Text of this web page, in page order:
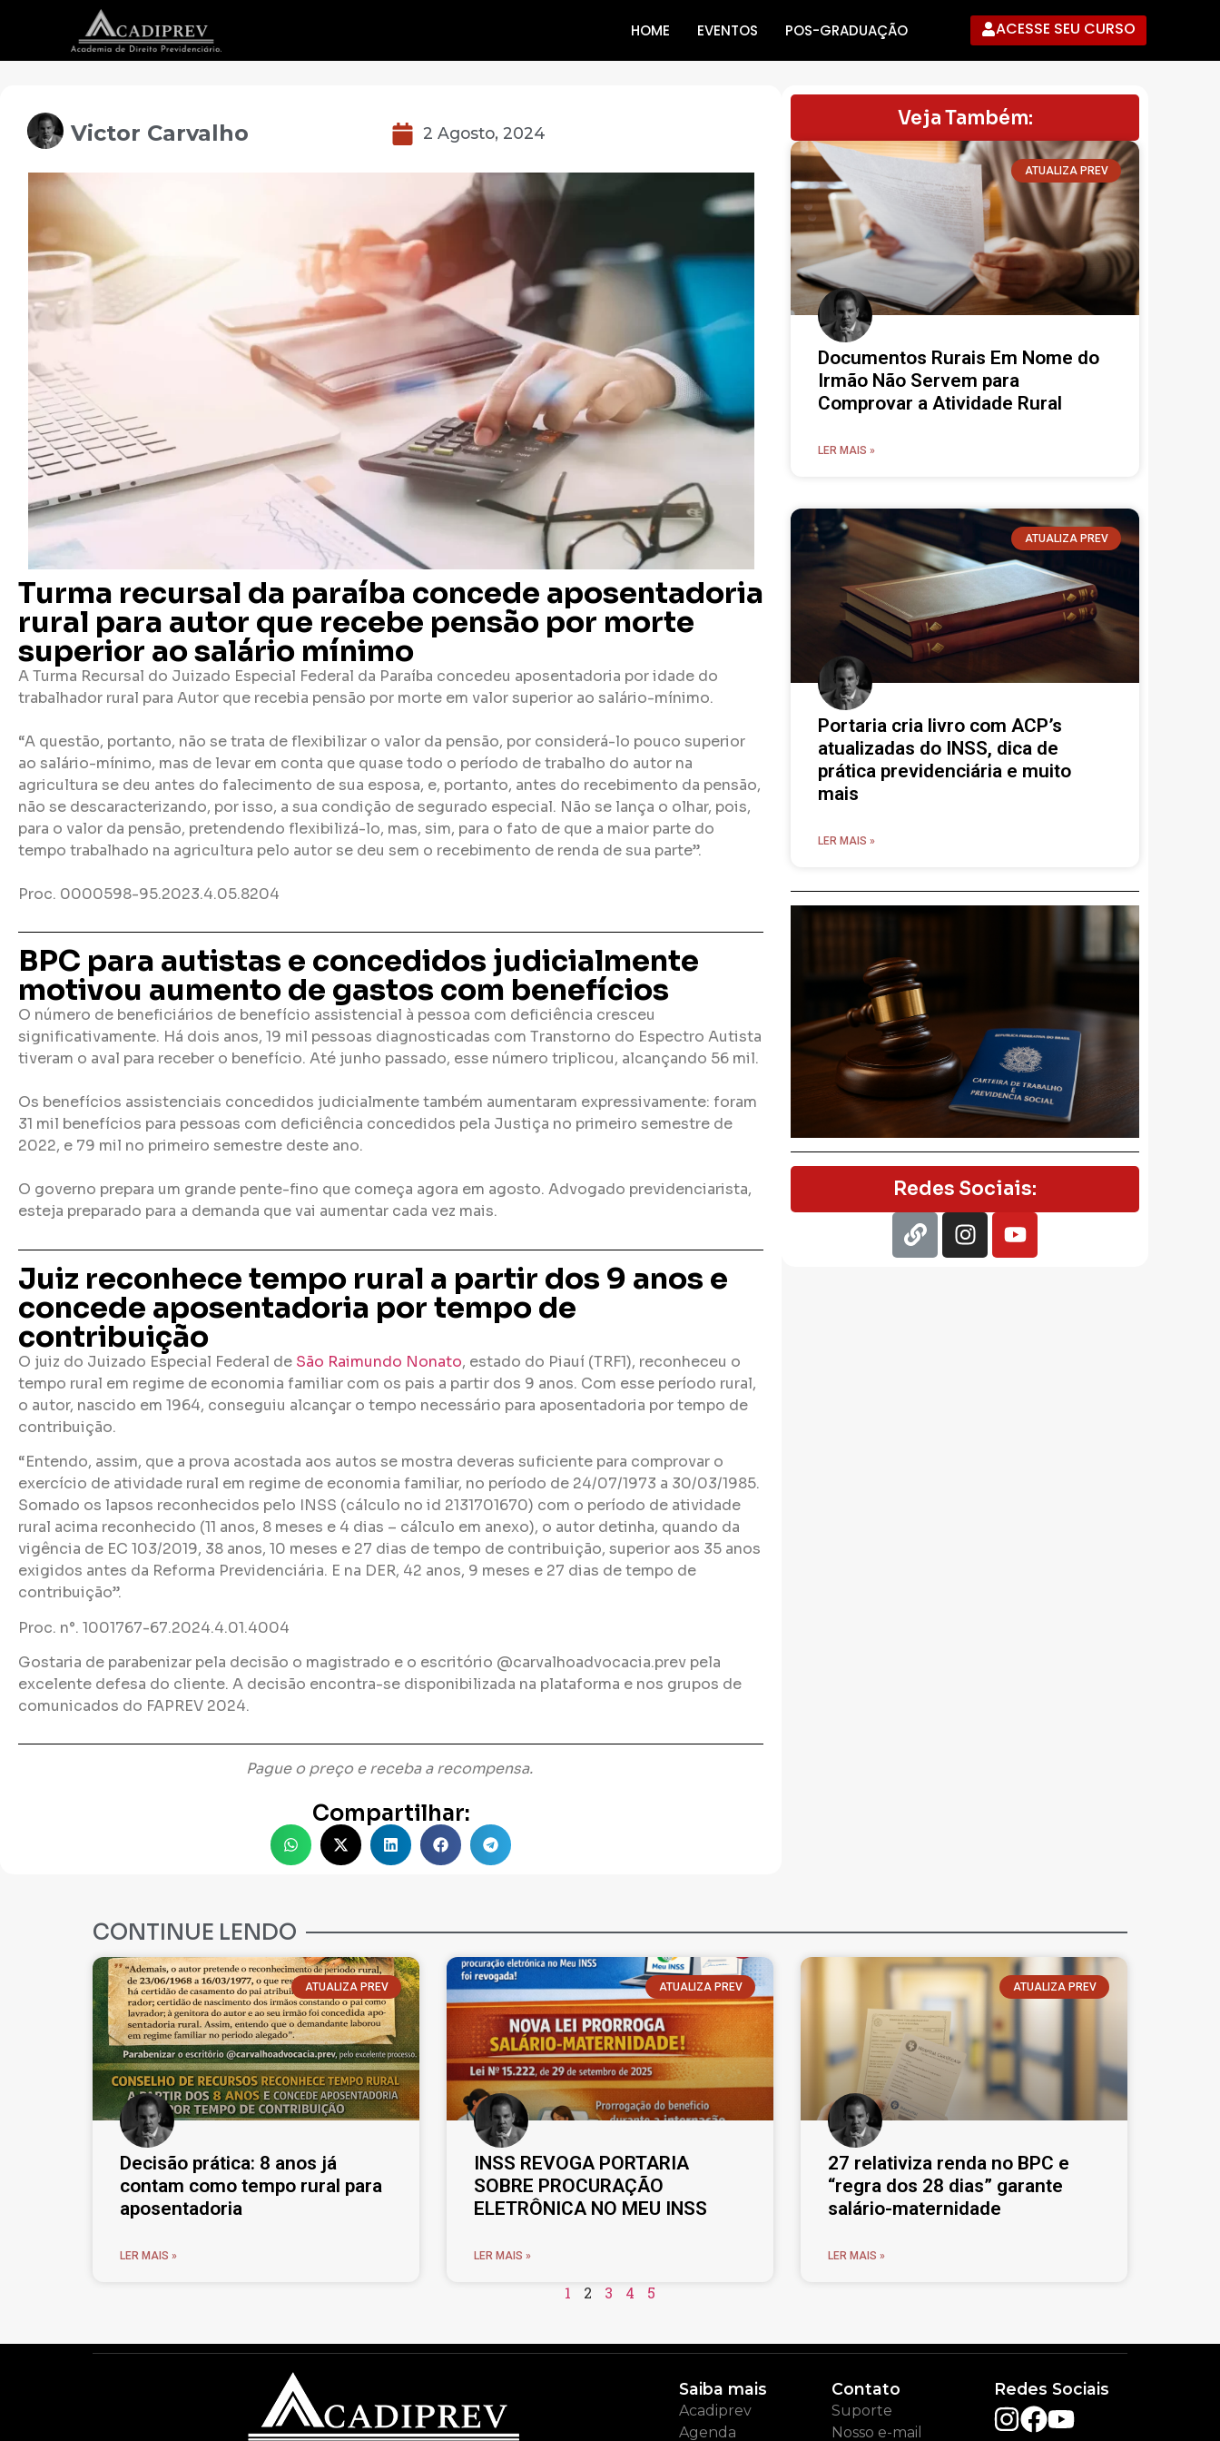
HOME EVENTOS POS-GRADUAÇÃO ACESSE SEU CURSO
Victor Carvalho 2 Agosto, 2024
Turma recursal da paraíba concede aposentadoria
rural para autor que recebe pensão por morte
superior ao salário mínimo
A Turma Recursal do Juizado Especial Federal da Paraíba concedeu aposentadoria por idade do
trabalhador rural para Autor que recebia pensão por morte em valor superior ao salário-mínimo.
“A questão, portanto, não se trata de flexibilizar o valor da pensão, por considerá-lo pouco superior
ao salário-mínimo, mas de levar em conta que quase todo o período de trabalho do autor na
agricultura se deu antes do falecimento de sua esposa, e, portanto, antes do recebimento da pensão,
não se descaracterizando, por isso, a sua condição de segurado especial. Não se lança o olhar, pois,
para o valor da pensão, pretendendo flexibilizá-lo, mas, sim, para o fato de que a maior parte do
tempo trabalhado na agricultura pelo autor se deu sem o recebimento de renda de sua parte”.
Proc. 0000598-95.2023.4.05.8204
BPC para autistas e concedidos judicialmente
motivou aumento de gastos com benefícios
O número de beneficiários de benefício assistencial à pessoa com deficiência cresceu
significativamente. Há dois anos, 19 mil pessoas diagnosticadas com Transtorno do Espectro Autista
tiveram o aval para receber o benefício. Até junho passado, esse número triplicou, alcançando 56 mil.
Os benefícios assistenciais concedidos judicialmente também aumentaram expressivamente: foram
31 mil benefícios para pessoas com deficiência concedidos pela Justiça no primeiro semestre de
2022, e 79 mil no primeiro semestre deste ano.
O governo prepara um grande pente-fino que começa agora em agosto. Advogado previdenciarista,
esteja preparado para a demanda que vai aumentar cada vez mais.
Juiz reconhece tempo rural a partir dos 9 anos e
concede aposentadoria por tempo de
contribuição
O juiz do Juizado Especial Federal de São Raimundo Nonato, estado do Piauí (TRF1), reconheceu o
tempo rural em regime de economia familiar com os pais a partir dos 9 anos. Com esse período rural,
o autor, nascido em 1964, conseguiu alcançar o tempo necessário para aposentadoria por tempo de
contribuição.
“Entendo, assim, que a prova acostada aos autos se mostra deveras suficiente para comprovar o
exercício de atividade rural em regime de economia familiar, no período de 24/07/1973 a 30/03/1985.
Somado os lapsos reconhecidos pelo INSS (cálculo no id 2131701670) com o período de atividade
rural acima reconhecido (11 anos, 8 meses e 4 dias – cálculo em anexo), o autor detinha, quando da
vigência de EC 103/2019, 38 anos, 10 meses e 27 dias de tempo de contribuição, superior aos 35 anos
exigidos antes da Reforma Previdenciária. E na DER, 42 anos, 9 meses e 27 dias de tempo de
contribuição”.
Proc. n°. 1001767-67.2024.4.01.4004
Gostaria de parabenizar pela decisão o magistrado e o escritório @carvalhoadvocacia.prev pela
excelente defesa do cliente. A decisão encontra-se disponibilizada na plataforma e nos grupos de
comunicados do FAPREV 2024.
Pague o preço e receba a recompensa.
Compartilhar:
Veja Também:
ATUALIZA PREV
Documentos Rurais Em Nome do
Irmão Não Servem para
Comprovar a Atividade Rural
LER MAIS »
ATUALIZA PREV
Portaria cria livro com ACP’s
atualizadas do INSS, dica de
prática previdenciária e muito
mais
LER MAIS »
Redes Sociais:
CONTINUE LENDO
ATUALIZA PREV
Decisão prática: 8 anos já
contam como tempo rural para
aposentadoria
LER MAIS »
ATUALIZA PREV
INSS REVOGA PORTARIA
SOBRE PROCURAÇÃO
ELETRÔNICA NO MEU INSS
LER MAIS »
ATUALIZA PREV
27 relativiza renda no BPC e
“regra dos 28 dias” garante
salário-maternidade
LER MAIS »
1 2 3 4 5
Saiba mais
Acadiprev
Agenda
Contato
Suporte
Nosso e-mail
Redes Sociais